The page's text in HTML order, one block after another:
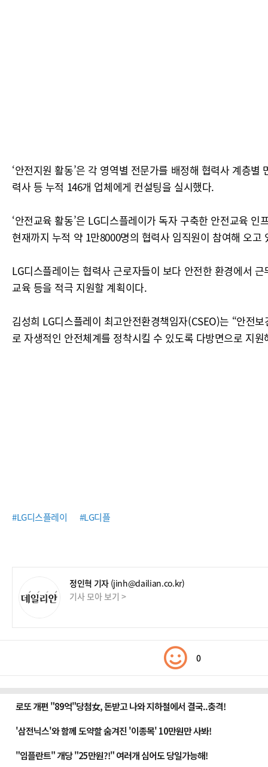
‘안전지원 활동’은 각 영역별 전문가를 배정해 협력사 계층
력사 등 누적 146개 업체에게 컨설팅을 실시했다.
‘안전교육 활동’은 LG디스플레이가 독자 구축한 안전교육
현재까지 누적 약 1만8000명의 협력사 임직원이 참여해 오고
LG디스플레이는 협력사 근로자들이 보다 안전한 환경에서
교육 등을 적극 지원할 계획이다.
김성희 LG디스플레이 최고안전환경책임자(CSEO)는 “안전
로 자생적인 안전체계를 정착시킬 수 있도록 다방면으로 지
#LG디스플레이 #LG디플
정인혁 기자 (jinh@dailian.co.kr)
기사 모아 보기 >
0